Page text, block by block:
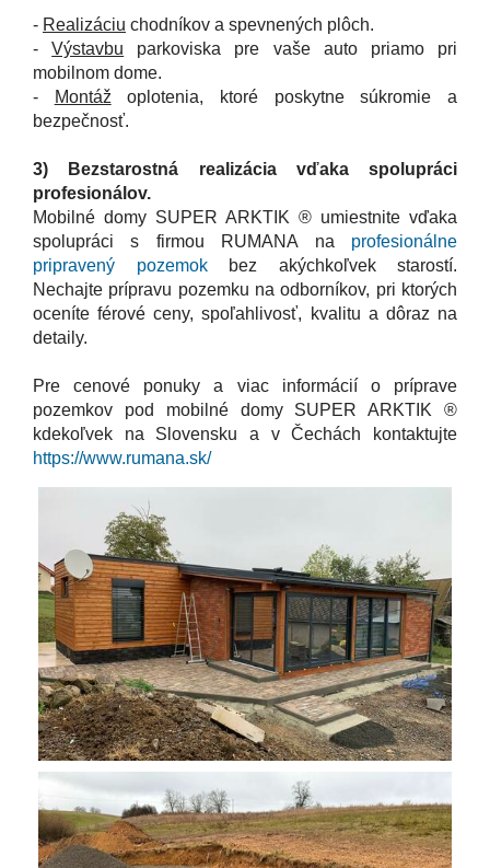
- Realizáciu chodníkov a spevnených plôch.
-Výstavbu parkoviska
pre vaše auto priamo pri
mobilnom dome.
-
Montáž oplotenia, ktoré poskytne súkromie a
bezpečnosť.
3) Bezstarostná realizácia vďaka spolupráci
profesionálov.
Mobilné domy SUPER ARKTIK ® umiestnite vďaka
spolupráci s firmou RUMANA na profesionálne
pripravený pozemokbez akýchkoľvek starostí.
Nechajte prípravu pozemku na odborníkov, pri ktorých
oceníte férové ceny, spoľahlivosť, kvalitu a dôraz na
detaily.
Pre cenové ponuky a viac informácií o príprave
pozemkov pod mobilné domy SUPER ARKTIK ®
kdekoľvek na Slovensku a v Čechách kontaktujte
https://www.rumana.sk/